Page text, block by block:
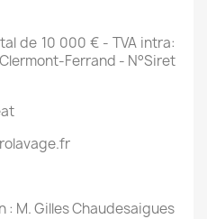
de 10 000 € - TVA intra:
Ferrand - N°Siret
M. Gilles Chaudesaigues